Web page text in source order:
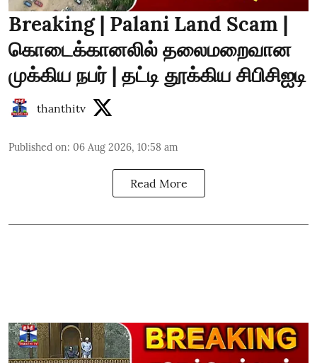
Breaking | Palani Land Scam |
கொடைக்கானலில் தலைமறைவான
முக்கிய நபர் | தட்டி தூக்கிய சிபிசிஐடி
thanthitv
Published on: 06 Aug 2026, 10:58 am
Read More